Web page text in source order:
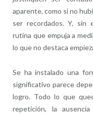
aparente, como si no
ser recordados. Y, sin
rutina que empuja a
lo que no destaca
Se ha instalado una
significativo parece
logro. Todo lo que
repetición, la